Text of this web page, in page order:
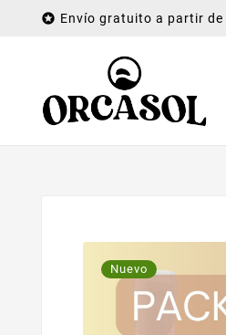
 Envío gratuito a partir de
Nuevo